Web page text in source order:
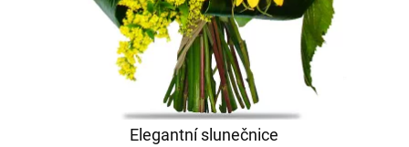
Elegantní slunečnice